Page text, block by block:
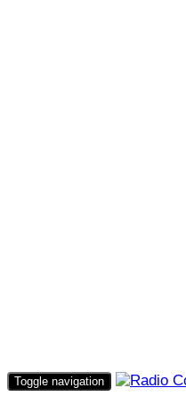
Toggle navigation